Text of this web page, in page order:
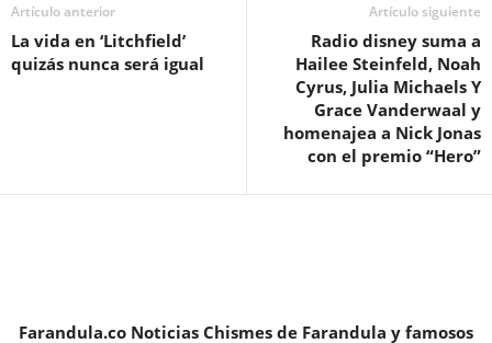
Artículo anterior
La vida en ‘Litchfield’
quizás nunca será igual
Artículo siguiente
Radio disney suma a
Hailee Steinfeld, Noah
Cyrus, Julia Michaels Y
Grace Vanderwaal y
homenajea a Nick Jonas
con el premio “Hero”
Farandula.co Noticias Chismes de Farandula y famosos